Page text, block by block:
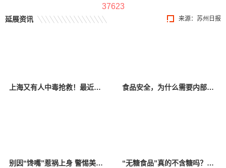
37623
来源：苏州日报
延展资讯
上海又有人中毒抢救！最近火出圈却暗藏风险，严重可致死！避坑指南+医生提醒 食品安全，为什么需要内部知情人“吹哨”？
别因“馋嘴”惹祸上身 警惕美食暗藏健康风险 “无糖食品”真的不含糖吗？如何均衡饮食保健康？